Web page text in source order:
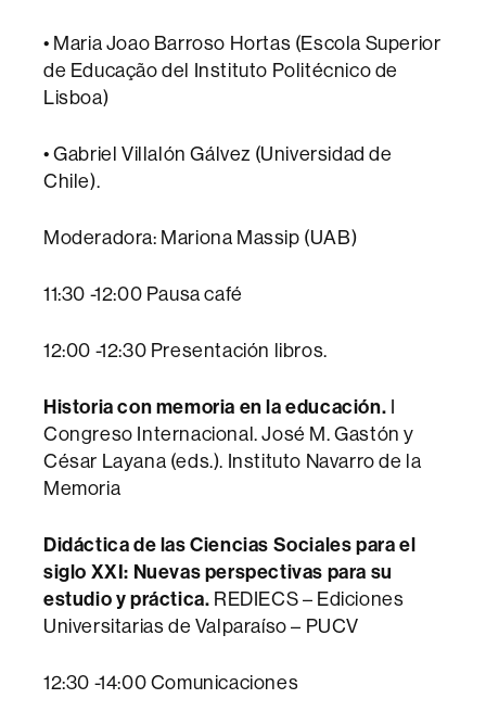
• Maria Joao Barroso Hortas (Escola Superior
de Educação del Instituto Politécnico de
Lisboa)
• Gabriel Villalón Gálvez (Universidad de
Chile).
Moderadora: Mariona Massip (UAB)
11:30 -12:00 Pausa café
12:00 -12:30 Presentación libros.
Historia con memoria en la educación. I
Congreso Internacional. José M. Gastón y
César Layana (eds.). Instituto Navarro de la
Memoria
Didáctica de las Ciencias Sociales para el
siglo XXI: Nuevas perspectivas para su
estudio y práctica. REDIECS – Ediciones
Universitarias de Valparaíso – PUCV
12:30 -14:00 Comunicaciones